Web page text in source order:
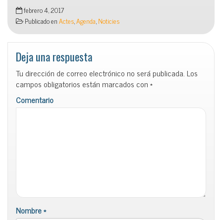
febrero 4, 2017
Publicado enActes,Agenda,Noticies
Deja una respuesta
Tu dirección de correo electrónico no será publicada.Los
campos obligatorios están marcados con*
Comentario
Nombre*